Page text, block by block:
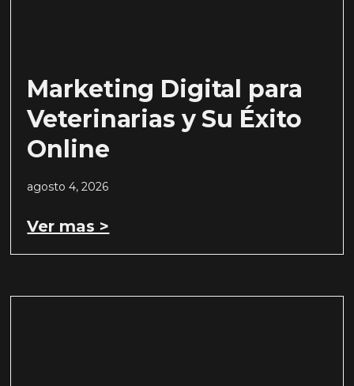
Marketing Digital para
Veterinarias y Su Éxito
Online
agosto 4, 2026
Ver mas >